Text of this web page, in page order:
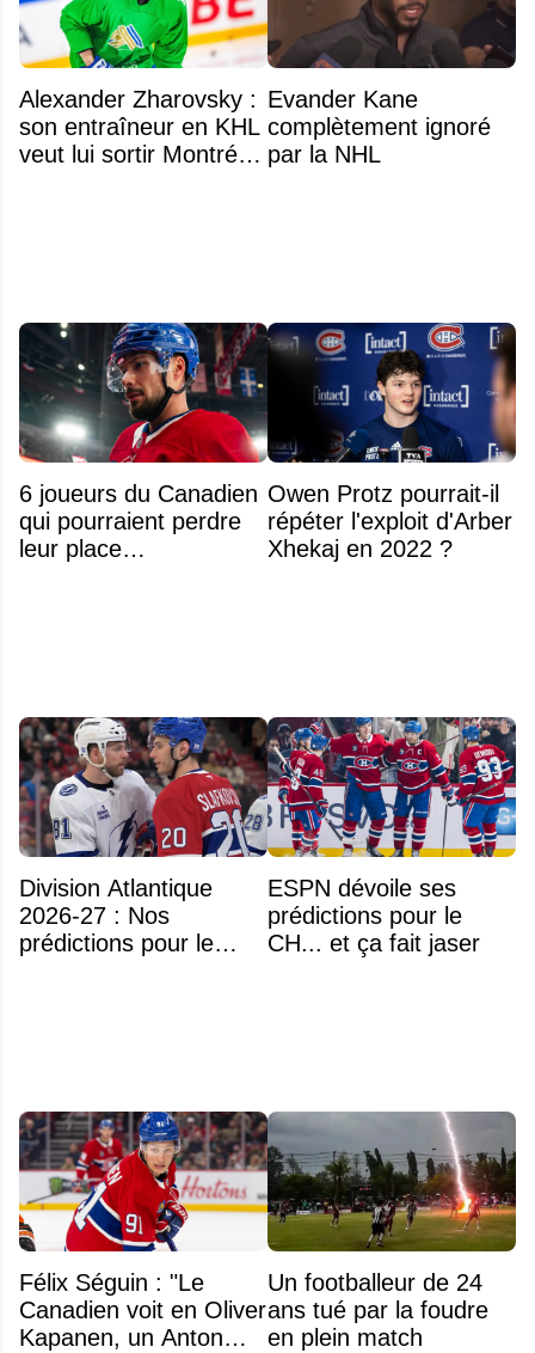
Alexander Zharovsky :
son entraîneur en KHL
veut lui sortir Montréal
Evander Kane
complètement ignoré
par la NHL
6 joueurs du Canadien
qui pourraient perdre
leur place
Owen Protz pourrait-il
répéter l'exploit d'Arber
Xhekaj en 2022 ?
Division Atlantique
2026-27 : Nos
prédictions pour le
ESPN dévoile ses
prédictions pour le
CH... et ça fait jaser
Félix Séguin : "Le
Canadien voit en Oliver
Kapanen, un Anton
Un footballeur de 24
ans tué par la foudre
en plein match